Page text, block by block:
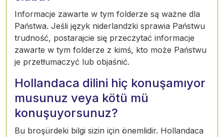
Informacje zawarte w tym folderze są ważne dla
Państwa. Jeśli język niderlandzki sprawia Państwu
trudność, postarajcie się przeczytać informacje
zawarte w tym folderze z kimś, kto może Państwu
je przetłumaczyć lub objaśnić.
Hollandaca dilini hiç konuşamıyor
musunuz veya kötü mü
konuşuyorsunuz?
Bu broşürdeki bilgi sizin için önemlidir. Hollandaca